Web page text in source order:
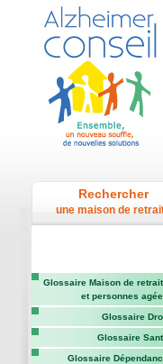
Rechercher
une maison de
Glossaire Maison de
et personnes
Glossaire
Glossaire
Glossaire